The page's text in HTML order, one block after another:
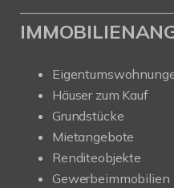
Häuser zum Kauf
Grundstücke
Mietangebote
Renditeobjekte
Gewerbeimmobilien